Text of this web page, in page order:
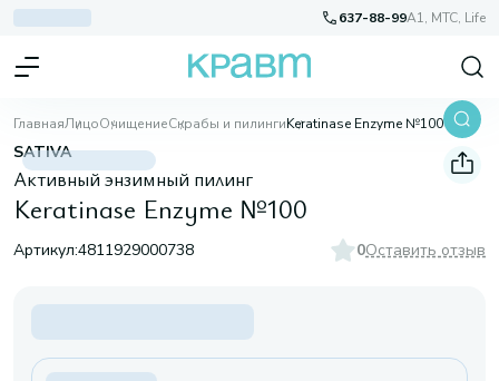
637-88-99A1, МТС, Life
ГлавнаяЛицоОчищениеСкрабы и пилингиKeratinase Enzyme №100
SATIVA
Активный энзимный пилинг
Keratinase Enzyme №100
Артикул:4811929000738 0Оставить отзыв